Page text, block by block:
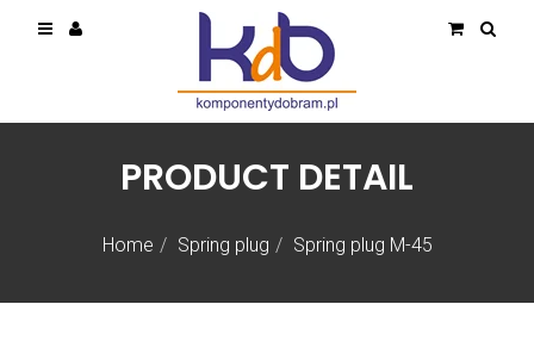
Home Spring plug Spring plug M-45
PRODUCT DETAIL